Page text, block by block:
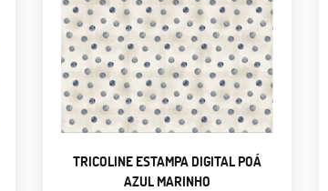
TRICOLINE ESTAMPA DIGITAL POÁ
AZUL MARINHO